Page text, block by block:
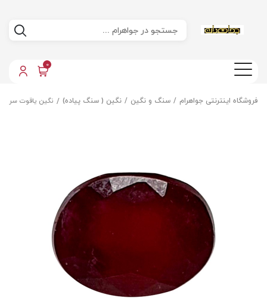
0
فروشگاه اینترنتی جواهرام سنگ و نگین نگین ( سنگ پیاده) نگین یاقوت سرخ